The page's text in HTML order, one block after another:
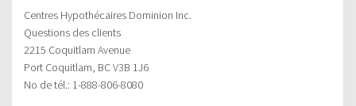
Centres Hypothécaires Dominion Inc.
Questions des clients
2215 Coquitlam Avenue
Port Coquitlam, BC V3B 1J6
No de tél.: 1-888-806-8080